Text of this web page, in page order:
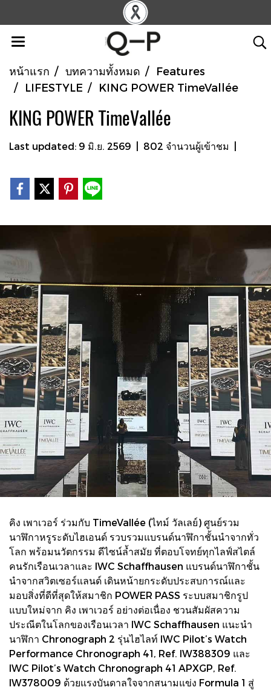
หน้าแรก บทความทั้งหมด
Features
LIFESTYLE
KING POWER TimeVallée
KING POWER TimeVallée
Last updated: 9 มิ.ย. 2569 802 จำนวนผู้เข้าชม
คิง เพาเวอร์ ร่วมกับ TimeVallée (ไทม์ วัลเลย์) ศูนย์รวม
นาฬิกาหรูระดับไฮเอนด์ รวบรวมแบรนด์นาฬิกาชั้นนำจากทั่ว
โลก พร้อมนวัตกรรม ดีไซน์ล้ำสมัย ที่ตอบโจทย์ทุกไลฟ์สไตล์
คนรักเรือนเวลาและ IWC Schaffhausen แบรนด์นาฬิกาชั้น
นำจากสวิตเซอร์แลนด์ เดินหน้ายกระดับประสบการณ์และ
มอบสิ่งที่ดีที่สุดให้สมาชิก POWER PASS ระบบสมาชิกรูป
แบบใหม่จาก คิง เพาเวอร์ อย่างต่อเนื่อง ชวนสัมผัสความ
ประณีตในโลกของเรือนเวลา IWC Schaffhausen แนะนำ
นาฬิกา Chronograph 2 รุ่นไฮไลท์ IWC Pilot’s Watch
Performance Chronograph 41, Ref. IW388309 และ
IWC Pilot’s Watch Chronograph 41 APXGP, Ref.
IW378009 ด้วยแรงบันดาลใจจากสนามแข่ง Formula 1 สู่